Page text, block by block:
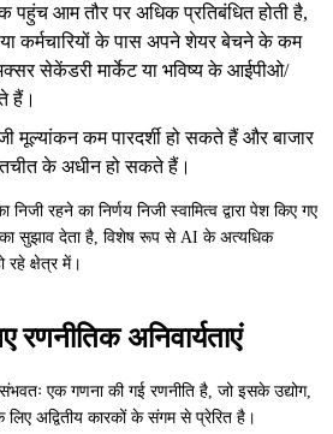
पहुंच आम तौर पर अधिक प्रतिबंधित होती है,
कर्मचारियों के पास अपने शेयर बेचने के कम
सेकेंडरी मार्केट या भविष्य के आईपीओ/
हैं।
मूल्यांकन कम पारदर्शी हो सकते हैं और बाजार
के अधीन हो सकते हैं।
रहने का निर्णय निजी स्वामित्व द्वारा पेश किए गए
का सुझाव देता है, विशेष रूप से AI के अत्यधिक
रहे क्षेत्र में।
अनिवार्यताएं
संभवतः एक गणना की गई रणनीति है, जो इसके उद्योग,
अद्वितीय कारकों के संगम से प्रेरित है।